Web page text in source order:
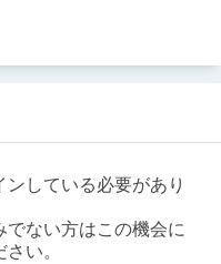
している必要があり
ない方はこの機会に
い。